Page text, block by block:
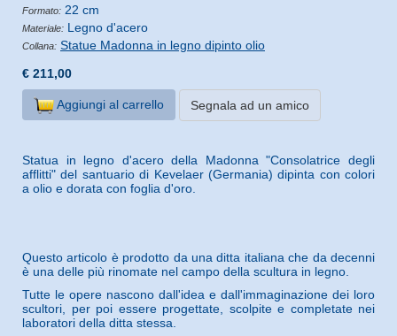
Formato: 22 cm
Materiale: Legno d'acero
Collana: Statue Madonna in legno dipinto olio
€ 211,00
Aggiungi al carrello Segnala ad un amico
Statua in legno d'acero della Madonna "Consolatrice degli
afflitti" del santuario di Kevelaer (Germania) dipinta con colori
a olio e dorata con foglia d'oro.
Questo articolo è prodotto da una ditta italiana che da decenni
è una delle più rinomate nel campo della scultura in legno.
Tutte le opere nascono dall'idea e dall'immaginazione dei loro
scultori, per poi essere progettate, scolpite e completate nei
laboratori della ditta stessa.